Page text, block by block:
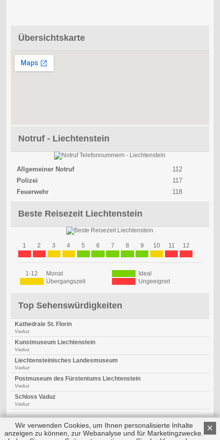
Übersichtskarte
Notruf - Liechtenstein
Allgemeiner Notruf
112
Polizei
117
Feuerwehr
118
Beste Reisezeit Liechtenstein
1 2 3 4 5 6 7 8 9 10 11 12
1-12 Monat
Ideal
Übergangszeit
Ungeeignet
Top Sehenswürdigkeiten
Kathedrale St. Florin
Vaduz
Kunstmuseum Liechtenstein
Vaduz
Liechtensteinisches Landesmuseum
Vaduz
Postmuseum des Fürstentums Liechtenstein
Vaduz
Schloss Vaduz
Vaduz
×
Wir verwenden Cookies, um Ihnen personalisierte Inhalte
anzeigen zu können, zur Webanalyse und für Marketingzwecke.